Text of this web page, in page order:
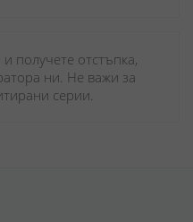
получете отстъпка,
ни. Не важи за
серии.